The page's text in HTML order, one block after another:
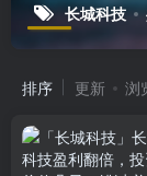
长城科技
排序 更新 浏